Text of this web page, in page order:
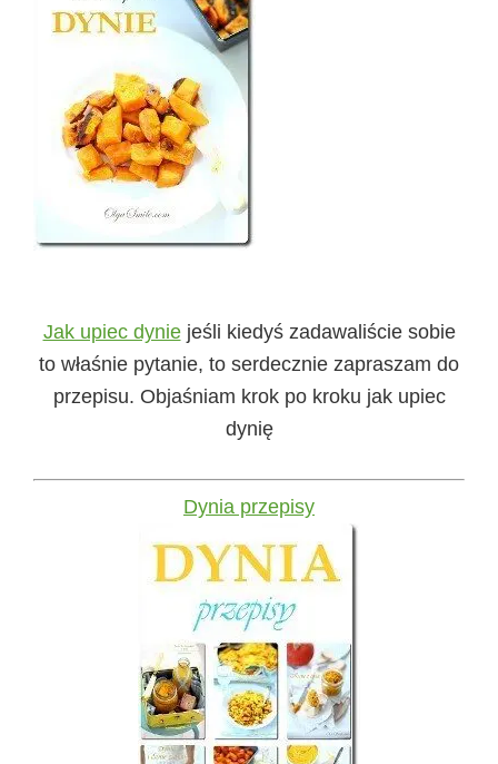
Jak upiec dyniejeśli kiedyś zadawaliście sobie
to właśnie pytanie, to serdecznie zapraszam do
przepisu. Objaśniam krok po kroku jak upiec
dynię
Dynia przepisy